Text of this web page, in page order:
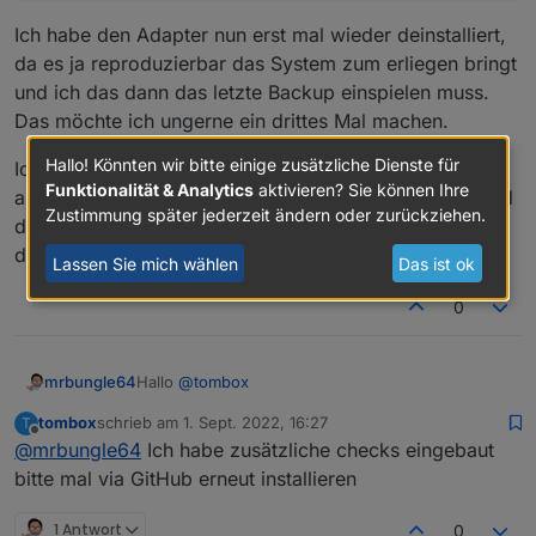
"Kompatibilität mit Drittanbietern" auf "ON"
Ich habe den Adapter nun erst mal wieder deinstalliert,
da es ja reproduzierbar das System zum erliegen bringt
und ich das dann das letzte Backup einspielen muss.
Das möchte ich ungerne ein drittes Mal machen.
Ich würde vorschlagen, dass du dir das erst mal
anschaust. Dann kann ich das gerne wieder testen (und
den log level dann auf debug stellen) wenn du denkst
den Fehler behoben zu haben.
0
mrbungle64Hallo @tombox
erst mal vielen Dank für den Adapter
Ich habe den Adapter installiert und mal mit einem
Das läuft auch erst mal soweit ganz gut.
Irgendwann fängt der Adapter aber scheinbar
T
Offline
tomboxschrieb am 1. Sept. 2022, 16:27
zuletzt editiert von
@mrbungle64 Ich habe zusätzliche checks eingebaut
bitte mal via GitHub erneut installieren
1 Antwort 0
Hallo! Könnten wir bitte einige zusätzliche Dienste für
Funktionalität & Analytics aktivieren? Sie können Ihre
Zustimmung später jederzeit ändern oder zurückziehen.
Lassen Sie mich wählen Das ist ok